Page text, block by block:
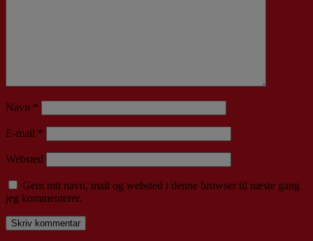
Navn *
E-mail *
Websted
Gem mit navn, mail og websted i denne browser til næste gang
jeg kommenterer.